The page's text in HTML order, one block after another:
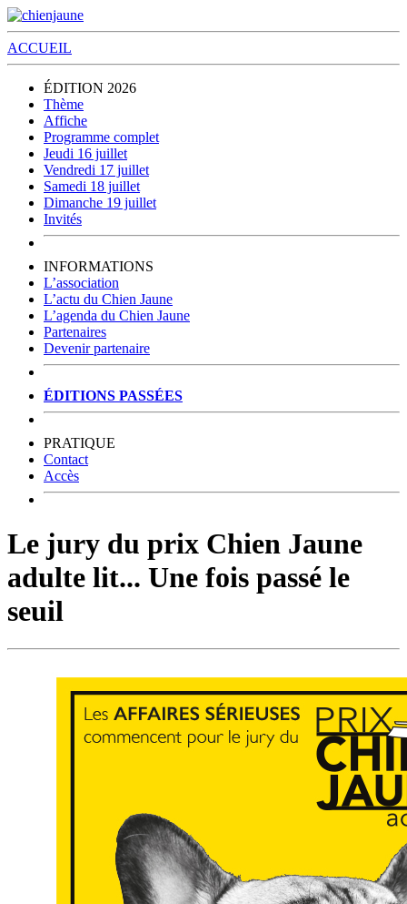
ACCUEIL
ÉDITION 2026
Thème
Affiche
Programme complet
Jeudi 16 juillet
Vendredi 17 juillet
Samedi 18 juillet
Dimanche 19 juillet
Invités
INFORMATIONS
L’association
L’actu du Chien Jaune
L’agenda du Chien Jaune
Partenaires
Devenir partenaire
ÉDITIONS PASSÉES
PRATIQUE
Contact
Accès
Le jury du prix Chien Jaune
adulte lit... Une fois passé le
seuil